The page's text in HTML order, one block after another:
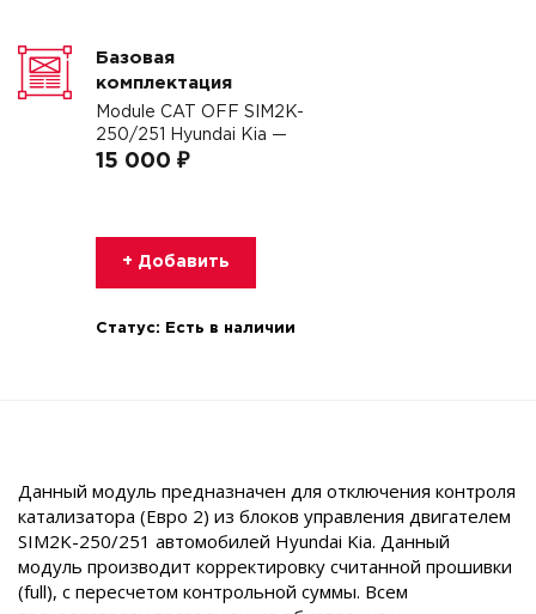
Базовая
комплектация
Module CAT OFF SIM2K-
250/251 Hyundai Kia —
15 000 ₽
+ Добавить
Статус: Есть в наличии
Данный модуль предназначен для отключения контроля
катализатора (Евро 2) из блоков управления двигателем
SIM2K-250/251 автомобилей Hyundai Kia. Данный
модуль производит корректировку считанной прошивки
(full), с пересчетом контрольной суммы. Всем